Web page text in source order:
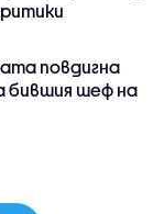
повдигна
бившия шеф на